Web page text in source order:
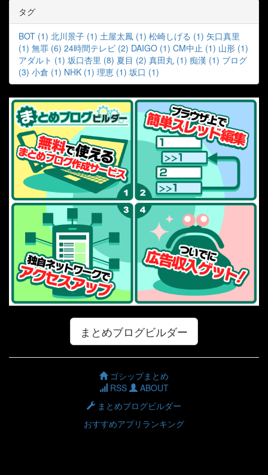
タグ
BOT (1) 北川景子 (1) 土屋太鳳 (1) 松崎しげる (1) 矢口真里
(1) 無罪 (6) 24時間テレビ (2) DAIGO (1) CM中止 (1) 山形 (1)
アダルト (1) 坂口杏里 (8) 夏目 (2) 真田丸 (1) 痴漢 (1) ブログ
(3) 小倉 (1) NHK (1) 理恵 (1) 坂口 (1)
まとめブログビルダー
ゴシップまとめ
RSS
ABOUT
まとめブログビルダー
おすすめアプリランキング